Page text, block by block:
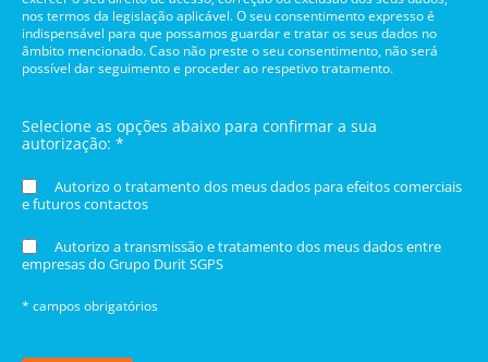
nos termos da legislação aplicável. O seu consentimento expresso é
indispensável para que possamos guardar e tratar os seus dados no
âmbito mencionado. Caso não preste o seu consentimento, não será
possível dar seguimento e proceder ao respetivo tratamento.
Selecione as opções abaixo para confirmar a sua
autorização: *
Autorizo o tratamento dos meus dados para efeitos comerciais
e futuros contactos
Autorizo a transmissão e tratamento dos meus dados entre
empresas do Grupo Durit SGPS
* campos obrigatórios